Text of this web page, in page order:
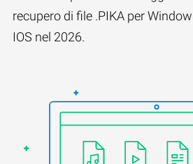
recupero di file .PIKA per
IOS nel 2026.